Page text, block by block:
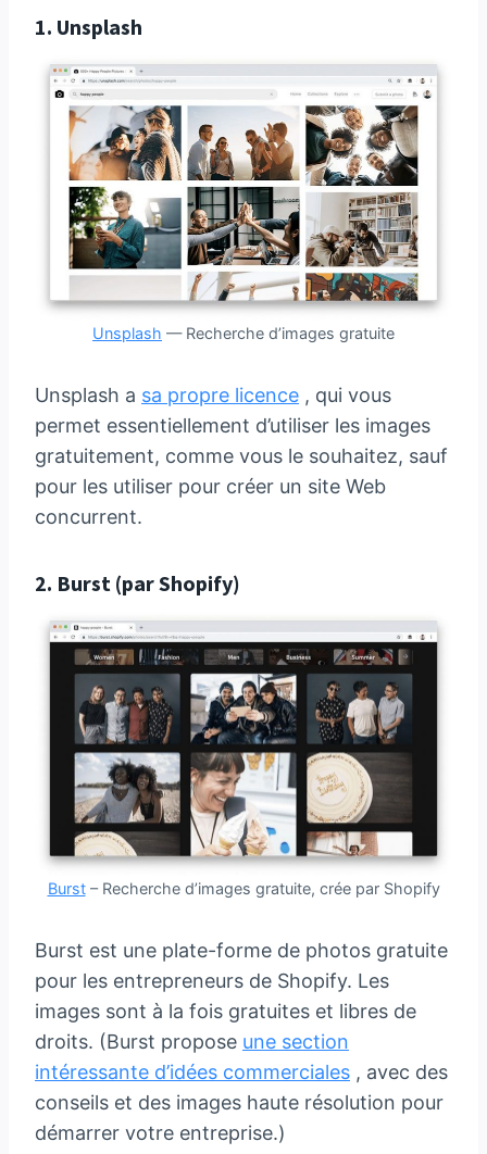
1. Unsplash
Unsplash — Recherche d’images gratuite
Unsplash a sa propre licence , qui vous
permet essentiellement d’utiliser les images
gratuitement, comme vous le souhaitez, sauf
pour les utiliser pour créer un site Web
concurrent.
2. Burst (par Shopify)
Burst– Recherche d’images gratuite, crée par Shopify
Burst est une plate-forme de photos gratuite
pour les entrepreneurs de Shopify. Les
images sont à la fois gratuites et libres de
droits. (Burst propose une section
intéressante d’idées commerciales , avec des
conseils et des images haute résolution pour
démarrer votre entreprise.)